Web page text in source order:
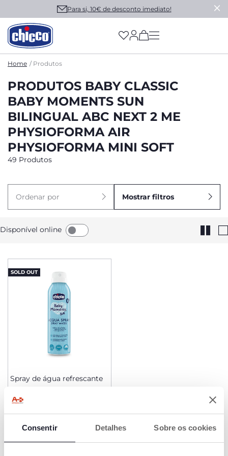
Consentir Detalhes Sobre os cookies
Para si, 10€ de desconto imediato!
(has more options
Home Produtos
PRODUTOS BABY CLASSIC
BABY MOMENTS SUN
BILINGUAL ABC NEXT 2 ME
PHYSIOFORMA AIR
PHYSIOFORMA MINI SOFT
49 Produtos
Ordenar por Mostrar filtros
Disponível online
SOLD OUT
Spray de água refrescante
€ 9,99
AVISAR-ME